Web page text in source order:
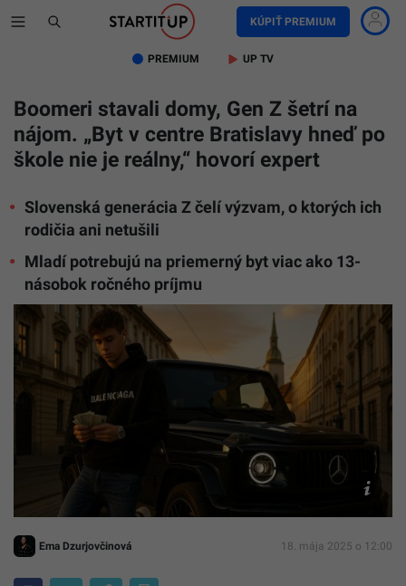
KÚPIŤ PREMIUM
PREMIUM UP TV
Boomeri stavali domy, Gen Z šetrí na
nájom. „Byt v centre Bratislavy hneď po
škole nie je reálny,“ hovorí expert
Slovenská generácia Z čelí výzvam, o ktorých ich
rodičia ani netušili
Mladí potrebujú na priemerný byt viac ako 13-
násobok ročného príjmu
AI
Ema Dzurjovčinová 18. mája 2025 o 12:00